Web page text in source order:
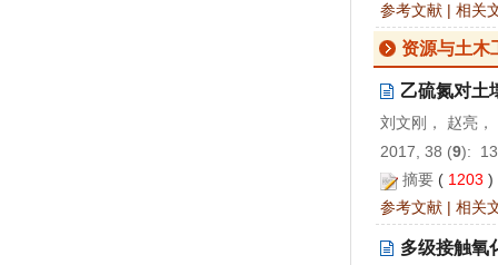
参考文献 | 相关
资源与土木
乙硫氮对土
刘文刚， 赵亮
2017, 38 (9):
摘要 ( 1203
参考文献 | 相关
多级接触氧